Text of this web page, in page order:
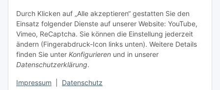
Durch Klicken auf „Alle akzeptieren“ gestatten Sie den
Einsatz folgender Dienste auf unserer Website: YouTube,
Vimeo, ReCaptcha. Sie können die Einstellung jederzeit
ändern (Fingerabdruck-Icon links unten). Weitere Details
finden Sie unter Konfigurieren und in unserer
Datenschutzerklärung.
Impressum Datenschutz
Informationen
Gesetzliche Informationen